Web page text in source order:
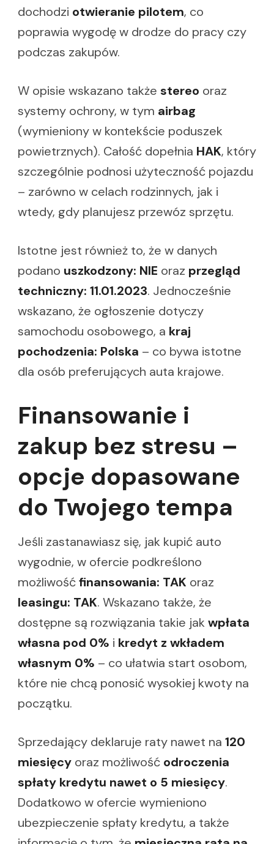
dochodzi otwieranie pilotem, co
poprawia wygodę w drodze do pracy czy
podczas zakupów.
W opisie wskazano także stereo oraz
systemy ochrony, w tym airbag
(wymieniony w kontekście poduszek
powietrznych). Całość dopełnia HAK, który
szczególnie podnosi użyteczność pojazdu
– zarówno w celach rodzinnych, jak i
wtedy, gdy planujesz przewóz sprzętu.
Istotne jest również to, że w danych
podano uszkodzony: NIE oraz przegląd
techniczny: 11.01.2023. Jednocześnie
wskazano, że ogłoszenie dotyczy
samochodu osobowego, a kraj
pochodzenia: Polska – co bywa istotne
dla osób preferujących auta krajowe.
Finansowanie i
zakup bez stresu –
opcje dopasowane
do Twojego tempa
Jeśli zastanawiasz się, jak kupić auto
wygodnie, w ofercie podkreślono
możliwośćfinansowania: TAK oraz
leasingu: TAK. Wskazano także, że
dostępne są rozwiązania takie jakwpłata
własna pod 0% i kredyt z wkładem
własnym 0% – co ułatwia start osobom,
które nie chcą ponosić wysokiej kwoty na
początku.
Sprzedający deklaruje raty nawet na 120
miesięcy oraz możliwość odroczenia
spłaty kredytu nawet o 5 miesięcy.
Dodatkowo w ofercie wymieniono
ubezpieczenie spłaty kredytu, a także